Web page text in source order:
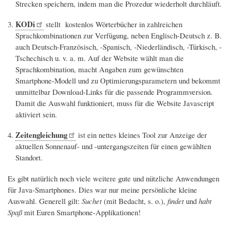
Strecken speichern, indem man die Prozedur wiederholt durchläuft.
KODi
stellt kostenlos Wörterbücher in zahlreichen
Sprachkombinationen zur Verfügung, neben Englisch-Deutsch z. B.
auch Deutsch-Französisch, -Spanisch, -Niederländisch, -Türkisch, -
Tschechisch u. v. a. m. Auf der Website wählt man die
Sprachkombination, macht Angaben zum gewünschten
Smartphone-Modell und zu Optimierungsparametern und bekommt
unmittelbar Download-Links für die passende Programmversion.
Damit die Auswahl funktioniert, muss für die Website Javascript
aktiviert sein.
Zeitengleichung
ist ein nettes kleines Tool zur Anzeige der
aktuellen Sonnenauf- und -untergangszeiten für einen gewählten
Standort.
Es gibt natürlich noch viele weitere gute und nützliche Anwendungen
für Java-Smartphones. Dies war nur meine persönliche kleine
Auswahl. Generell gilt: Suchet(mit Bedacht, s. o.), findetund habt
Spaßmit Euren Smartphone-Applikationen!